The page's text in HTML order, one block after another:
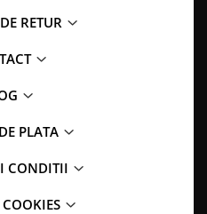
RETUR
PLATA
CONDITII